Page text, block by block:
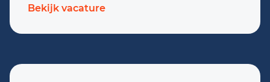
Bekijk vacature